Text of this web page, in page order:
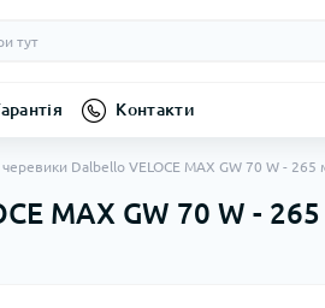
Контакти
черевики Dalbello VELOCE MAX GW 70 W - 265
MAX GW 70 W -